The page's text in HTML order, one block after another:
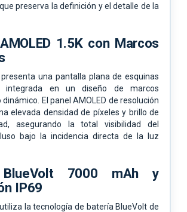
preserva la definición y el detalle de la
1.5K con Marcos
presenta una pantalla plana de esquinas
integrada en un diseño de marcos
El panel AMOLED de resolución
elevada densidad de píxeles y brillo de
asegurando la total visibilidad del
bajo la incidencia directa de la luz
BlueVolt 7000 mAh y
IP69
utiliza la tecnología de batería BlueVolt de